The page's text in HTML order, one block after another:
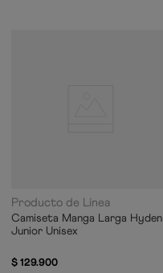
Producto de Línea
Camiseta Manga Larga Hyden
Junior Unisex
$129.900